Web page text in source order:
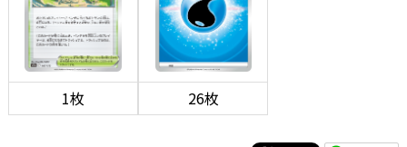
1枚 26枚